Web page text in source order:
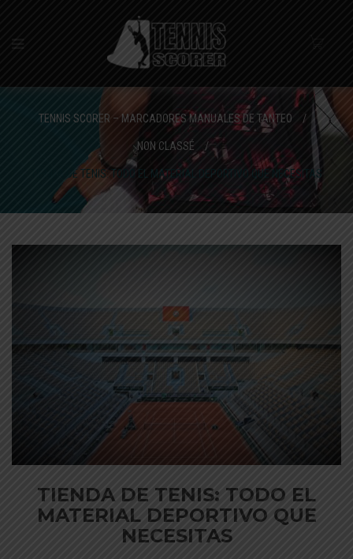
TENNIS SCORER – MARCADORES MANUALES DE TANTEO /
NON CLASSÉ /
TIENDA DE TENIS: TODO EL MATERIAL DEPORTIVO QUE NECESITAS
TIENDA DE TENIS: TODO EL
MATERIAL DEPORTIVO QUE
NECESITAS